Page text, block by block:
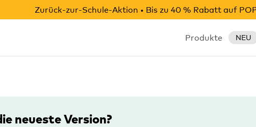
Zurück-zur-Schule-Aktion • Bis zu 40 % Rabatt auf
Produkte NEU
neueste Version?